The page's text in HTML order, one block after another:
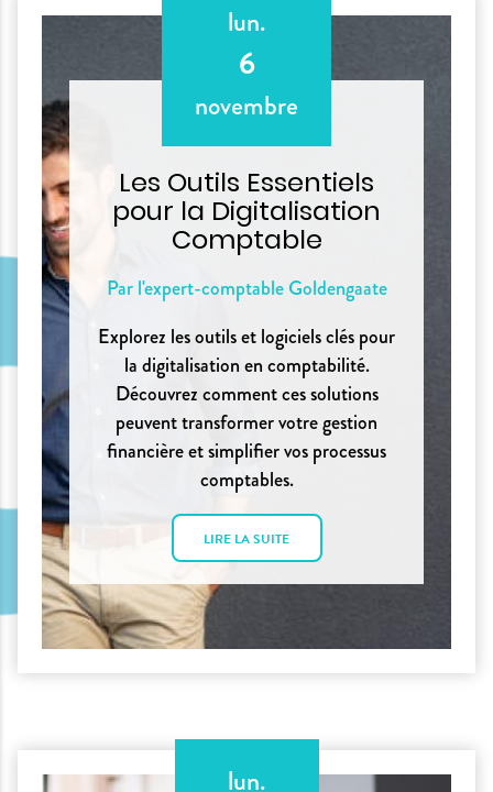
lun.
6
novembre
Les Outils Essentiels
pour la Digitalisation
Comptable
Par l'expert-comptable Goldengaate
Explorez les outils et logiciels clés pour
la digitalisation en comptabilité.
Découvrez comment ces solutions
peuvent transformer votre gestion
financière et simplifier vos processus
comptables.
LIRE LA SUITE
lun.